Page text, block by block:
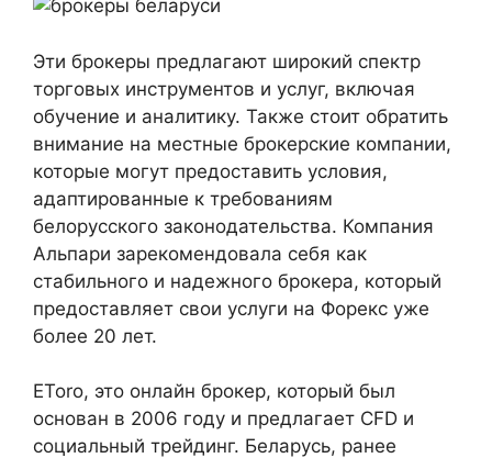
Эти брокеры предлагают широкий спектр
торговых инструментов и услуг, включая
обучение и аналитику. Также стоит обратить
внимание на местные брокерские компании,
которые могут предоставить условия,
адаптированные к требованиям
белорусского законодательства. Компания
Альпари зарекомендовала себя как
стабильного и надежного брокера, который
предоставляет свои услуги на Форекс уже
более 20 лет.
EToro, это онлайн брокер, который был
основан в 2006 году и предлагает CFD и
социальный трейдинг. Беларусь, ранее